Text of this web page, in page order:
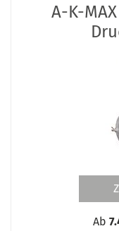
A-K-
Ab